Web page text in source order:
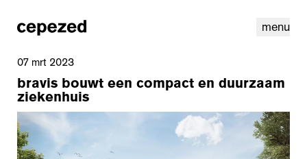
menu
07 mrt 2023
bravis bouwt een compact en duurzaam
ziekenhuis